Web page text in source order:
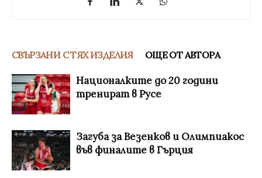
СВЪРЗАНИ С ТЯХ ИЗДЕЛИЯ ОЩЕ ОТ АВТОРА
Националките до 20 години
тренират в Русе
Загуба за Везенков и Олимпиакос
във финалите в Гърция